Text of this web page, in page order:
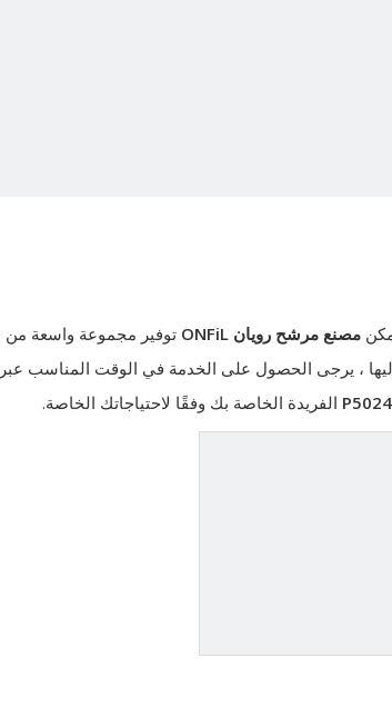
مصنع مرشح رويان ONFiL توفير مجموعة واسعة من
، يرجى الحصول على الخدمة في الوقت المناسب
الفريدة الخاصة بك وفقًا لاحتياجاتك الخاصة.